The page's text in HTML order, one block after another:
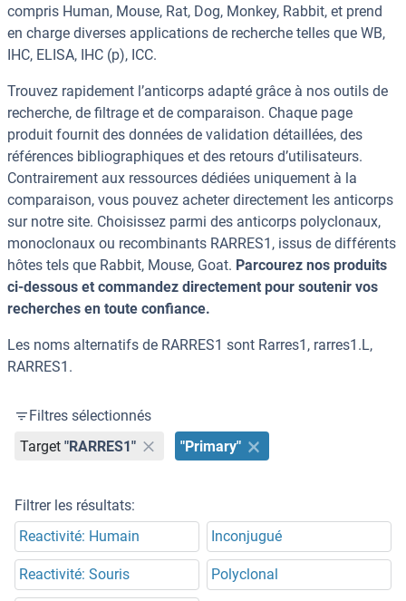
compris Human, Mouse, Rat, Dog, Monkey, Rabbit, et prend
en charge diverses applications de recherche telles que WB,
IHC, ELISA, IHC (p), ICC.
Trouvez rapidement l’anticorps adapté grâce à nos outils de
recherche, de filtrage et de comparaison. Chaque page
produit fournit des données de validation détaillées, des
références bibliographiques et des retours d’utilisateurs.
Contrairement aux ressources dédiées uniquement à la
comparaison, vous pouvez acheter directement les anticorps
sur notre site. Choisissez parmi des anticorps polyclonaux,
monoclonaux ou recombinants RARRES1, issus de différents
hôtes tels que Rabbit, Mouse, Goat. Parcourez nos produits
ci-dessous et commandez directement pour soutenir vos
recherches en toute confiance.
Les noms alternatifs de RARRES1 sont Rarres1, rarres1.L,
RARRES1.
Filtres sélectionnés
Target "RARRES1" "Primary"
Filtrer les résultats:
Reactivité: Humain
Inconjugué
Reactivité: Souris Polyclonal